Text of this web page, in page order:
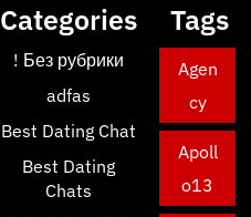
Categories
! Без рубрики
adfas
Best Dating Chat
Best Dating
Chats
Tags
Agen
cy
Apoll
o13